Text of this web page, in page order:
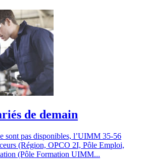
de demain
sont pas disponibles, l’UIMM 35-56
(Région, OPCO 2I, Pôle Emploi,
(Pôle Formation UIMM...